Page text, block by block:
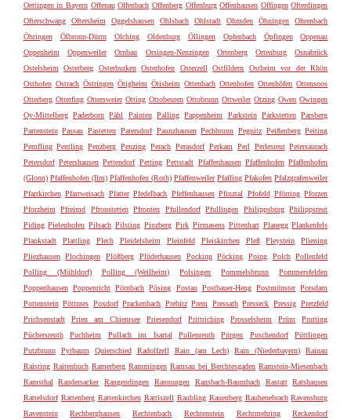
Oettingen in Bayern Offenau Offenbach Offenberg Offenburg Offenhausen Offingen Ofterdingen
Ofterschwang
Oftersheim Oggelshausen Ohlsbach Ohlstadt Ohmden Öhningen
Ohrenbach
Öhringen
Ölbronn-Dürrn Olching Oldenburg Öllingen Opfenbach Öpfingen
Oppenau
Oppenheim
Oppenweiler Ornbau Orsingen-Nenzingen Ortenberg Ortenburg
Osnabrück
Ostelsheim
Osterberg Osterburken Osterhofen Osterzell Ostfildern
Ostheim vor der Rhön
Osthofen Ostrach Östringen Ötigheim Ötisheim Ottenbach Ottenhofen Ottenhöfen Ottensoos
Otterberg Otterfing Ottersweier Otting Ottobeuren Ottobrunn Ottweiler Otzing Owen Owingen
Oy-Mittelberg Paderborn Pähl Painten Palling Pappenheim Parkstein Parkstetten Parsberg
Partenstein Passau Pastetten Patersdorf Paunzhausen Pechbrunn Pegnitz Peißenberg Peiting
Pemfling Pentling Penzberg Penzing Perach Perasdorf Perkam Perl Perlesreut Petersaurach
Petersdorf Petershausen Pettendorf Petting Pettstadt Pfaffenhausen Pfaffenhofen Pfaffenhofen
(Glonn) Pfaffenhofen (Ilm) Pfaffenhofen (Roth) Pfaffenweiler Pfaffing Pfakofen Pfalzgrafenweiler
Pfarrkirchen Pfarrweisach Pfatter Pfedelbach Pfeffenhausen Pfinztal Pfofeld Pförring Pforzen
Pforzheim
Pfreimd Pfronstetten Pfronten Pfullendorf Pfullingen Philippsburg Philippsreut
Piding Pielenhofen Pilsach Pilsting Pinzberg Pirk Pirmasens Pittenhart Planegg Plankenfels
Plankstadt
Plattling Plech Pleidelsheim Pleinfeld Pleiskirchen Pleß Pleystein
Pliening
Pliezhausen
Plochingen Plößberg Plüderhausen Pocking Pöcking Poing Polch
Pollenfeld
Polling (Mühldorf)
Polling (Weilheim) Polsingen Pommelsbrunn
Pommersfelden
Poppenhausen Poppenricht Pörnbach Pösing Postau Postbauer-Heng Postmünster Potsdam
Pottenstein Pöttmes Poxdorf Prackenbach Prebitz Prem Pressath Presseck Pressig Pretzfeld
Prichsenstadt
Prien am Chiemsee Priesendorf Prittriching Prosselsheim Prüm
Prutting
Püchersreuth
Puchheim Pullach im Isartal Pullenreuth Pürgen Puschendorf
Püttlingen
Putzbrunn
Pyrbaum Quierschied Radolfzell Rain (am Lech) Rain (Niederbayern)
Rainau
Raisting Raitenbuch Ramerberg Rammingen Ramsau bei Berchtesgaden Ramstein-Miesenbach
Ramsthal
Randersacker Rangendingen Rannungen Ransbach-Baumbach Rastatt
Ratshausen
Rattelsdorf Rattenberg Rattenkirchen Rattiszell Raubling Rauenberg Rauhenebrach Ravensburg
Ravenstein
Rechberghausen Rechtenbach Rechtenstein Rechtmehring
Reckendorf